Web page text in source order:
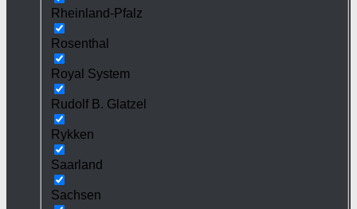
Rheinland-Pfalz
Rosenthal
Royal System
Rudolf B. Glatzel
Rykken
Saarland
Sachsen